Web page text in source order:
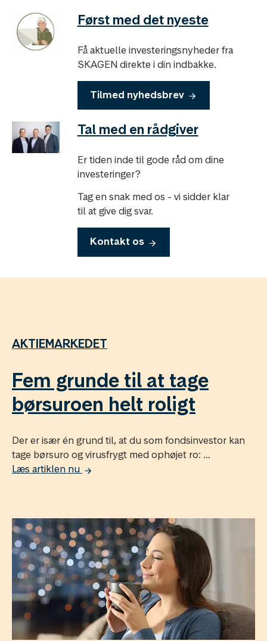
Først med det nyeste
Få aktuelle investeringsnyheder fra
SKAGEN direkte i din indbakke.
Tilmed nyhedsbrev
Tal med en rådgiver
Er tiden inde til gode råd om dine
investeringer?
Tag en snak med os - vi sidder klar
til at give dig svar.
Kontakt os
AKTIEMARKEDET
Fem grunde til at tage
børsuroen helt roligt
Der er især én grund til, at du som fondsinvestor kan
tage børsuro og virusfrygt med ophøjet ro: ...
Læs artiklen nu